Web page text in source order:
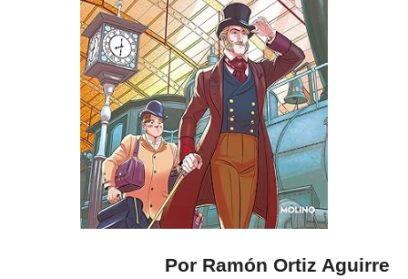
Por Ramón Ortiz Aguirre